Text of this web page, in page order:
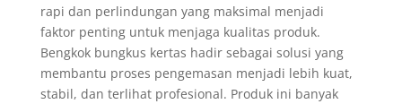
rapi dan perlindungan yang maksimal menjadi
faktor penting untuk menjaga kualitas produk.
Bengkok bungkus kertas hadir sebagai solusi yang
membantu proses pengemasan menjadi lebih kuat,
stabil, dan terlihat profesional. Produk ini banyak